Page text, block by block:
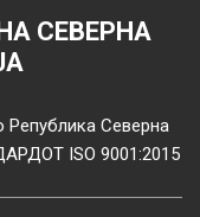
СЕВЕРНА
Северна
ISO 9001:2015